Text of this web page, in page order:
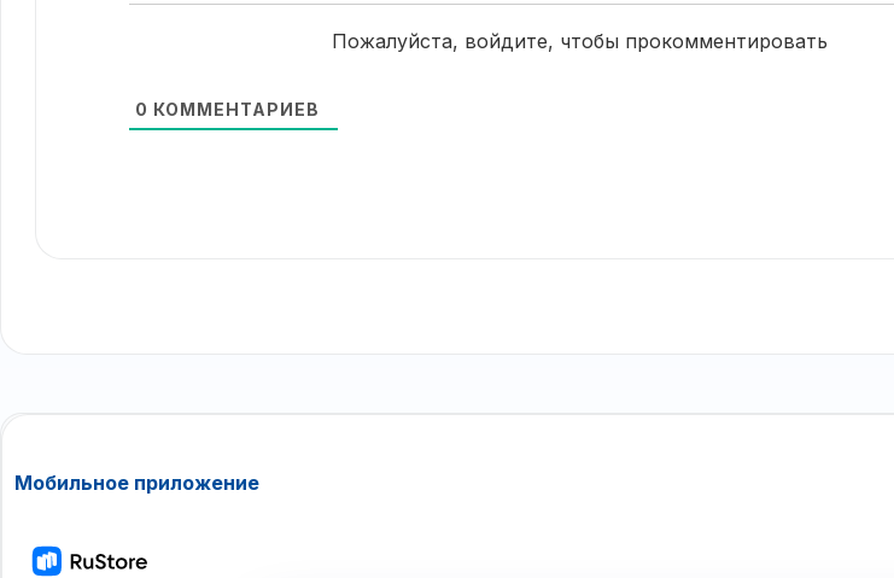
Пожалуйста, войдите, чтобы прокомментировать
0 КОММЕНТАРИЕВ
Мобильное приложение